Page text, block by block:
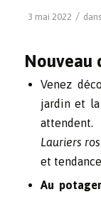
3 mai 2022 / dans
Nouveau
Venez
jardin et la
attendent.
Lauriers
et
Au potager